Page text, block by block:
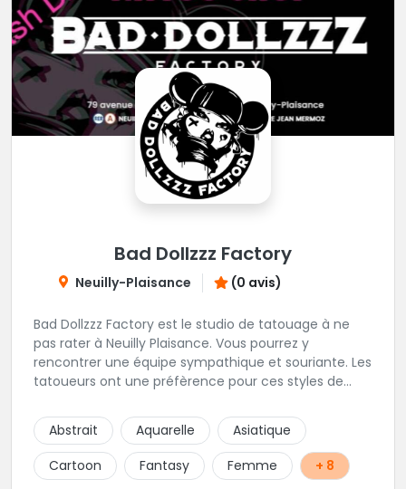
Bad Dollzzz Factory
Neuilly-Plaisance (0 avis)
Bad Dollzzz Factory est le studio de tatouage à ne
pas rater à Neuilly Plaisance. Vous pourrez y
rencontrer une équipe sympathique et souriante. Les
tatoueurs ont une préfèrence pour ces styles de
culture et traits fins. Foncez !
Abstrait Aquarelle
Asiatique
Cartoon
Fantasy Femme + 8